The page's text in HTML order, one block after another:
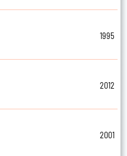
1995
2012
2001